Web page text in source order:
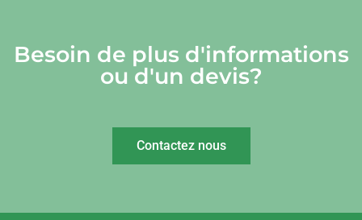
Besoin de plus d'informations
ou d'un devis?
Contactez nous